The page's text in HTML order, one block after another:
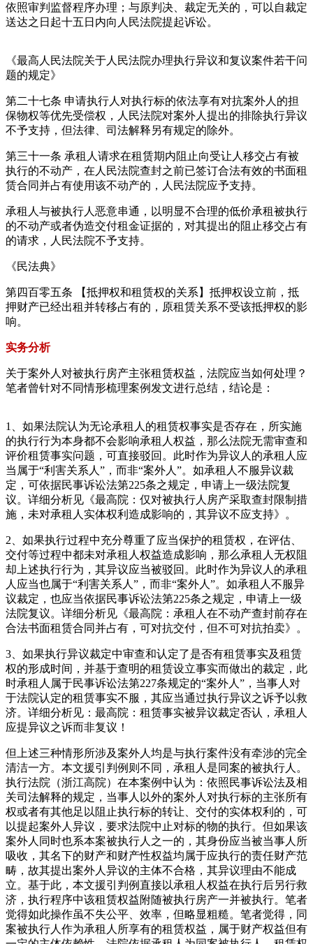
依照审判监督程序办理；与原判决、裁定无关的，可以自裁定
送达之日起十五日内向人民法院提起诉讼。
《最高人民法院关于人民法院办理执行异议和复议案件若干问
题的规定》
第二十七条 申请执行人对执行标的依法享有对抗案外人的担
保物权等优先受偿权，人民法院对案外人提出的排除执行异议
不予支持，但法律、司法解释另有规定的除外。
第三十一条 承租人请求在租赁期内阻止向受让人移交占有被
执行的不动产，在人民法院查封之前已签订合法有效的书面租
赁合同并占有使用该不动产的，人民法院应予支持。
承租人与被执行人恶意串通，以明显不合理的低价承租被执行
的不动产或者伪造交付租金证据的，对其提出的阻止移交占有
的请求，人民法院不予支持。
《民法典》
第四百零五条 【抵押权和租赁权的关系】抵押权设立前，抵
押财产已经出租并转移占有的，原租赁关系不受该抵押权的影
响。
实务分析
关于案外人对被执行房产主张租赁权益，法院应当如何处理？
笔者曾针对不同情形梳理案例发文进行总结，结论是：
1、如果法院认为无论承租人的租赁权事实是否存在，所实施
的执行行为本身都不会影响承租人权益，那么法院无需审查和
评价租赁事实问题，可直接驳回。此时作为异议人的承租人应
当属于“利害关系人”，而非“案外人”。如承租人不服异议裁
定，可依据民事诉讼法第225条之规定，申请上一级法院复
议。详细分析见《最高院：仅对被执行人房产采取查封限制措
施，未对承租人实体权利造成影响的，其异议不应支持》。
2、如果执行过程中充分尊重了应当保护的租赁权，在评估、
交付等过程中都未对承租人权益造成影响，那么承租人无权阻
却上述执行行为，其异议应当被驳回。此时作为异议人的承租
人应当也属于“利害关系人”，而非“案外人”。如承租人不服异
议裁定，也应当依据民事诉讼法第225条之规定，申请上一级
法院复议。详细分析见《最高院：承租人在不动产查封前存在
合法书面租赁合同并占有，可对抗交付，但不可对抗拍卖》。
3、如果执行异议裁定中审查和认定了是否有租赁事实及租赁
权的形成时间，并基于查明的租赁设立事实而做出的裁定，此
时承租人属于民事诉讼法第227条规定的“案外人”，当事人对
于法院认定的租赁事实不服，其应当通过执行异议之诉予以救
济。详细分析见：最高院：租赁事实被异议裁定否认，承租人
应提异议之诉而非复议！
但上述三种情形所涉及案外人均是与执行案件没有牵涉的完全
清洁一方。本文援引判例则不同，承租人是同案的被执行人。
执行法院（浙江高院）在本案例中认为：依照民事诉讼法及相
关司法解释的规定，当事人以外的案外人对执行标的主张所有
权或者有其他足以阻止执行标的转让、交付的实体权利的，可
以提起案外人异议，要求法院中止对标的物的执行。但如果该
案外人同时也系本案被执行人之一的，其身份应当被当事人所
吸收，其名下的财产和财产性权益均属于应执行的责任财产范
畴，故其提出案外人异议的主体不合格，其异议理由不能成
立。基于此，本文援引判例直接以承租人权益在执行后另行救
济，执行程序中该租赁权益附随被执行房产一并被执行。笔者
觉得如此操作虽不失公平、效率，但略显粗糙。笔者觉得，同
案被执行人作为承租人所享有的租赁权益，属于财产权益但有